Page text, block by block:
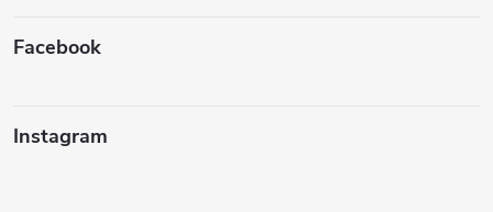
Facebook
Instagram